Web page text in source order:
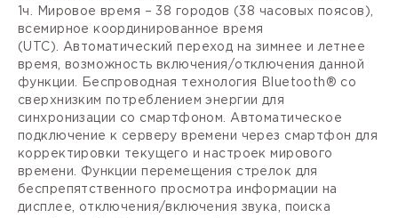
1ч.
Мировое время – 38 городов (38 часовых поясов),
всемирное координированное время
(UTC).
Автоматический переход на зимнее и летнее
время, возможность включения/отключения данной
функции. Беспроводная технология Bluetooth® со
сверхнизким потреблением энергии для
синхронизации со смартфоном. Автоматическое
подключение к серверу времени через смартфон для
корректировки текущего и настроек мирового
времени. Функции перемещения стрелок для
беспрепятственного просмотра информации на
дисплее, отключения/включения звука, поиска